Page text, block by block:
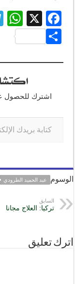
F
a
c
e
o
k
X
S
ar
اشترك للحصول
كتابة بريدك الإلكتروني...
الوسوم عبد الحميد الطرودي
السابق
تركيا: العلاج مجانا
اترك تعليق